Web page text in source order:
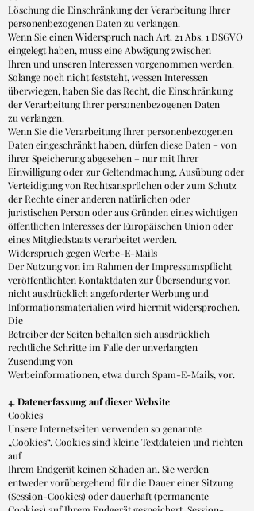
Löschung die Einschränkung der Verarbeitung Ihrer
personenbezogenen Daten zu verlangen.
Wenn Sie einen Widerspruch nach Art. 21 Abs. 1 DSGVO
eingelegt haben, muss eine Abwägung zwischen
Ihren und unseren Interessen vorgenommen werden.
Solange noch nicht feststeht, wessen Interessen
überwiegen, haben Sie das Recht, die Einschränkung
der Verarbeitung Ihrer personenbezogenen Daten
zu verlangen.
Wenn Sie die Verarbeitung Ihrer personenbezogenen
Daten eingeschränkt haben, dürfen diese Daten – von
ihrer Speicherung abgesehen – nur mit Ihrer
Einwilligung oder zur Geltendmachung, Ausübung oder
Verteidigung von Rechtsansprüchen oder zum Schutz
der Rechte einer anderen natürlichen oder
juristischen Person oder aus Gründen eines wichtigen
öffentlichen Interesses der Europäischen Union oder
eines Mitgliedstaats verarbeitet werden.
Widerspruch gegen Werbe-E-Mails
Der Nutzung von im Rahmen der Impressumspflicht
veröffentlichten Kontaktdaten zur Übersendung von
nicht ausdrücklich angeforderter Werbung und
Informationsmaterialien wird hiermit widersprochen.
Die
Betreiber der Seiten behalten sich ausdrücklich
rechtliche Schritte im Falle der unverlangten
Zusendung von
Werbeinformationen, etwa durch Spam-E-Mails, vor.
4. Datenerfassung auf dieser Website
Cookies
Unsere Internetseiten verwenden so genannte
„Cookies“. Cookies sind kleine Textdateien und richten
auf
Ihrem Endgerät keinen Schaden an. Sie werden
entweder vorübergehend für die Dauer einer Sitzung
(Session-Cookies) oder dauerhaft (permanente